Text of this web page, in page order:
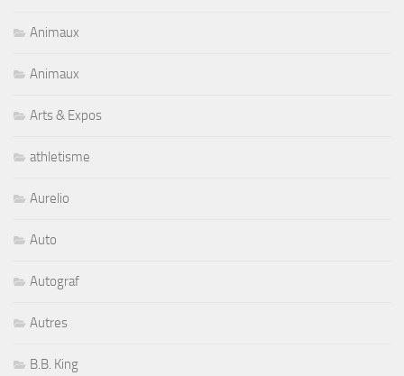
Animaux
Animaux
Arts & Expos
athletisme
Aurelio
Auto
Autograf
Autres
B.B. King